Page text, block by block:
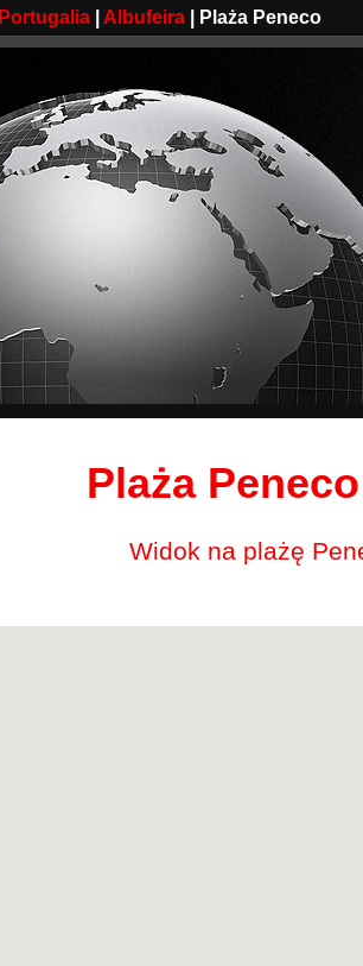
Portugalia| Albufeira| Plaża Peneco
Plaża Peneco
Widok na plażę